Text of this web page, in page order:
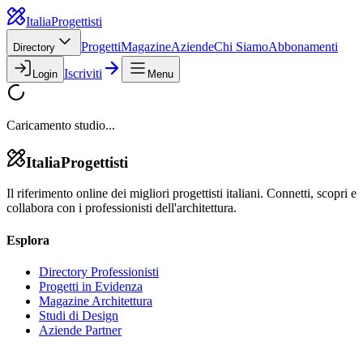
ItaliaProgettisti
Directory ProgettiMagazineAziendeChi SiamoAbbonamenti
Login Iscriviti Menu
Caricamento studio...
ItaliaProgettisti
Il riferimento online dei migliori progettisti italiani. Connetti, scopri e
collabora con i professionisti dell'architettura.
Esplora
Directory Professionisti
Progetti in Evidenza
Magazine Architettura
Studi di Design
Aziende Partner